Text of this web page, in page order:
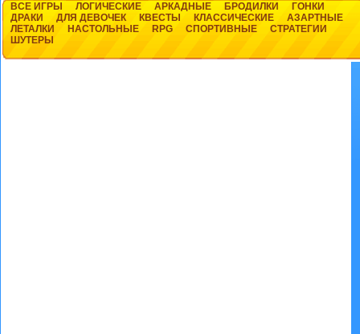
ВСЕ ИГРЫ ЛОГИЧЕСКИЕ АРКАДНЫЕ БРОДИЛКИ
ГОНКИ
ДРАКИ
ДЛЯ ДЕВОЧЕК КВЕСТЫ КЛАССИЧЕСКИЕ
АЗАРТНЫЕ
ЛЕТАЛКИ
НАСТОЛЬНЫЕ RPG СПОРТИВНЫЕ
СТРАТЕГИИ
ШУТЕРЫ